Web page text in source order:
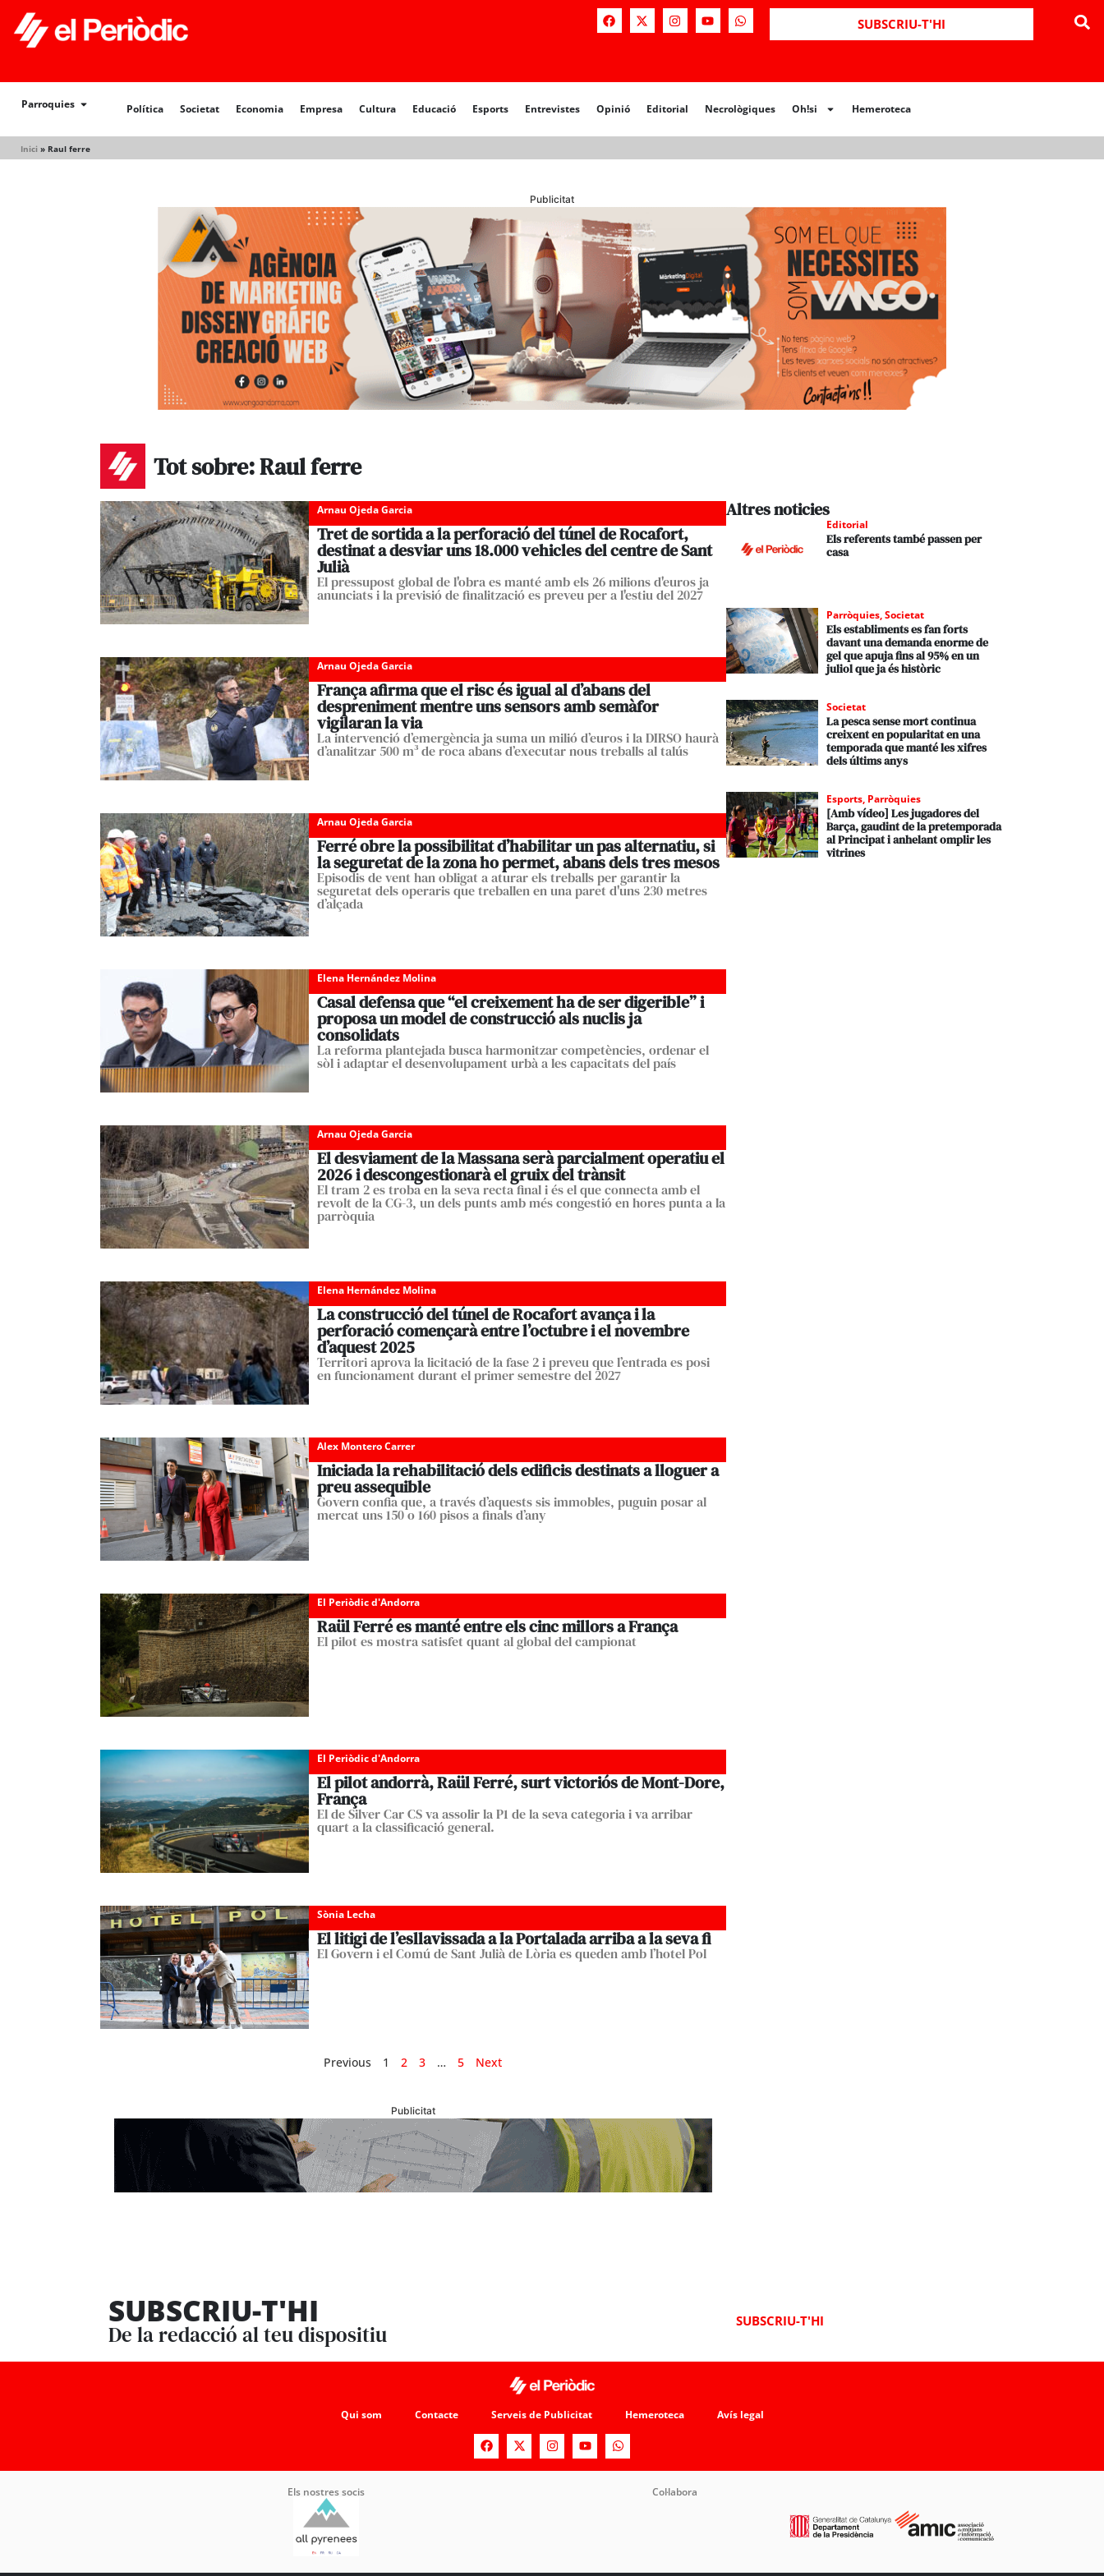
SUBSCRIU-T'HI
Parroquies Política Societat Economia Empresa Cultura Educació Esports Entrevistes Opinió Editorial Necrològiques Oh!si Hemeroteca
Inici » Raul ferre
Política Societat Opinió Editorial Necrològiques Hemeroteca
Publicitat
Tot sobre: Raul ferre
Arnau Ojeda Garcia
Tret de sortida a la perforació del túnel de Rocafort,
destinat a desviar uns 18.000 vehicles del centre de Sant
Julià
El pressupost global de l'obra es manté amb els 26 milions d'euros ja
anunciats i la previsió de finalització es preveu per a l'estiu del 2027
Arnau Ojeda Garcia
França afirma que el risc és igual al d’abans del
despreniment mentre uns sensors amb semàfor
vigilaran la via
La intervenció d’emergència ja suma un milió d’euros i la DIRSO haurà
d’analitzar 500 m³ de roca abans d’executar nous treballs al talús
Arnau Ojeda Garcia
Ferré obre la possibilitat d’habilitar un pas alternatiu, si
la seguretat de la zona ho permet, abans dels tres mesos
Episodis de vent han obligat a aturar els treballs per garantir la
seguretat dels operaris que treballen en una paret d'uns 230 metres
d’alçada
Elena Hernández Molina
Casal defensa que “el creixement ha de ser digerible” i
proposa un model de construcció als nuclis ja
consolidats
La reforma plantejada busca harmonitzar competències, ordenar el
sòl i adaptar el desenvolupament urbà a les capacitats del país
Arnau Ojeda Garcia
El desviament de la Massana serà parcialment operatiu el
2026 i descongestionarà el gruix del trànsit
El tram 2 es troba en la seva recta final i és el que connecta amb el
revolt de la CG-3, un dels punts amb més congestió en hores punta a la
parròquia
Elena Hernández Molina
La construcció del túnel de Rocafort avança i la
perforació començarà entre l’octubre i el novembre
d’aquest 2025
Territori aprova la licitació de la fase 2 i preveu que l’entrada es posi
en funcionament durant el primer semestre del 2027
Alex Montero Carrer
Iniciada la rehabilitació dels edificis destinats a lloguer a
preu assequible
Govern confia que, a través d’aquests sis immobles, puguin posar al
mercat uns 150 o 160 pisos a finals d’any
El Periòdic d'Andorra
Raül Ferré es manté entre els cinc millors a França
El pilot es mostra satisfet quant al global del campionat
El Periòdic d'Andorra
El pilot andorrà, Raül Ferré, surt victoriós de Mont-Dore,
França
El de Silver Car CS va assolir la P1 de la seva categoria i va arribar
quart a la classificació general.
Sònia Lecha
El litigi de l’esllavissada a la Portalada arriba a la seva fi
El Govern i el Comú de Sant Julià de Lòria es queden amb l’hotel Pol
Previous 1 2 3 … 5 Next
Publicitat
Altres noticies
Editorial
Els referents també passen per
casa
Parròquies,Societat
Els establiments es fan forts
davant una demanda enorme de
gel que apuja fins al 95% en un
juliol que ja és històric
Societat
La pesca sense mort continua
creixent en popularitat en una
temporada que manté les xifres
dels últims anys
Esports, Parròquies
[Amb vídeo] Les jugadores del
Barça, gaudint de la pretemporada
al Principat i anhelant omplir les
vitrines
SUBSCRIU-T'HI
De la redacció al teu dispositiu
SUBSCRIU-T'HI
Qui som Contacte Serveis de Publicitat Hemeroteca Avís legal
Els nostres socis Col·labora